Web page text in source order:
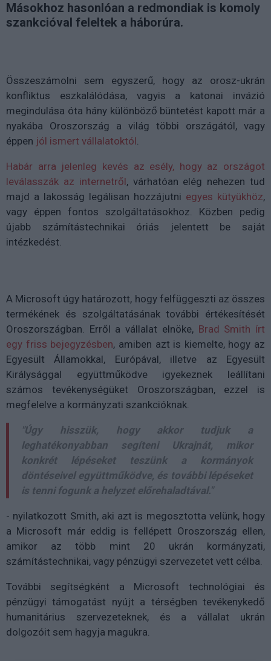
Másokhoz hasonlóan a redmondiak is komoly
szankcióval feleltek a háborúra.
Összeszámolni sem egyszerű, hogy az orosz-ukrán
konfliktus eszkalálódása, vagyis a katonai invázió
megindulása óta hány különböző büntetést kapott már a
nyakába Oroszország a világ többi országától, vagy
éppen jól ismert vállalatoktól.
Habár arra jelenleg kevés az esély, hogy az országot
leválasszák az internetről, várhatóan elég nehezen tud
majd a lakosság legálisan hozzájutni egyes kütyükhöz,
vagy éppen fontos szolgáltatásokhoz. Közben pedig
újabb számítástechnikai óriás jelentett be saját
intézkedést.
A Microsoft úgy határozott, hogy felfüggeszti az összes
termékének és szolgáltatásának további értékesítését
Oroszországban. Erről a vállalat elnöke, Brad Smith írt
egy friss bejegyzésben, amiben azt is kiemelte, hogy az
Egyesült Államokkal, Európával, illetve az Egyesült
Királysággal együttműködve igyekeznek leállítani
számos tevékenységüket Oroszországban, ezzel is
megfelelve a kormányzati szankcióknak.
"Úgy hisszük, hogy akkor tudjuk a
leghatékonyabban segíteni Ukrajnát, mikor
konkrét lépéseket teszünk a kormányok
döntéseivel együttműködve, és további lépéseket
is tenni fogunk a helyzet előrehaladtával."
- nyilatkozott Smith, aki azt is megosztotta velünk, hogy
a Microsoft már eddig is fellépett Oroszország ellen,
amikor az több mint 20 ukrán kormányzati,
számítástechnikai, vagy pénzügyi szervezetet vett célba.
További segítségként a Microsoft technológiai és
pénzügyi támogatást nyújt a térségben tevékenykedő
humanitárius szervezeteknek, és a vállalat ukrán
dolgozóit sem hagyja magukra.